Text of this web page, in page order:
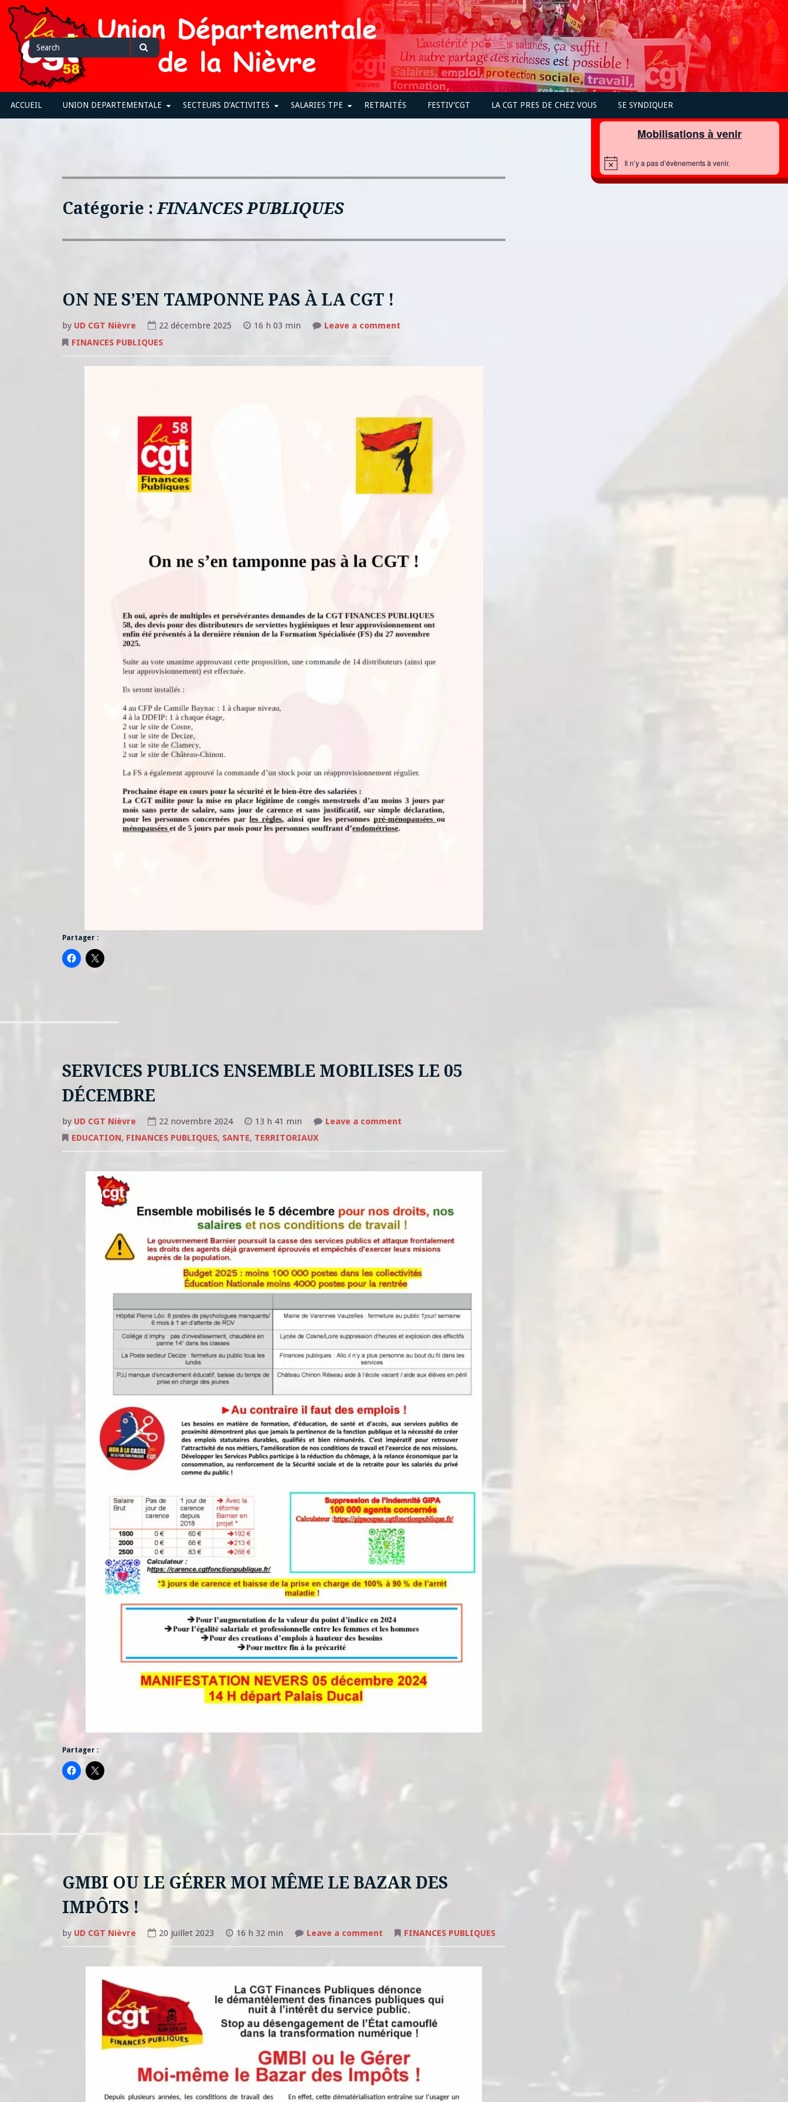
Skip
content
Search
for
ACCUEIL UNION DEPARTEMENTALE SECTEURS D’ACTIVITES SALARIES TPE RETRAITÉS FESTIV’CGT LA CGT PRES DE CHEZ VOUS SE SYNDIQUER
Catégorie :FINANCES PUBLIQUES
ON NE S’EN TAMPONNE PAS À LA CGT !
by UD CGT Nièvre 22 décembre 2025 16 h 03 min Leave a commenton
FINANCES PUBLIQUES
Partager :
SERVICES PUBLICS ENSEMBLE MOBILISES LE 05
DÉCEMBRE
by UD CGT Nièvre 22 novembre 2024 13 h 41 min Leave a commenton
05
EDUCATION, FINANCES PUBLIQUES, SANTE, TERRITORIAUX
Partager :
GMBI OU LE GÉRER MOI MÊME LE BAZAR DES
IMPÔTS !
by UD CGT Nièvre 20 juillet 2023 16 h 32 min Leave a commenton
OU
GÉRER
LE
BAZAR
DES
IMPÔTS
!
FINANCES PUBLIQUES
Mobilisations à venir
N
o
t
Il n’y a pas d’évènements à venir.